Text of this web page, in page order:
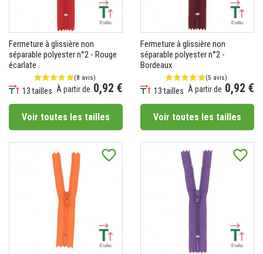
Fermeture à glissière non
séparable polyester n°2 - Rouge
écarlate
13 tailles À partir de 0,92 €
Voir toutes les tailles
Fermeture à glissière non
séparable polyester n°2 -
Bordeaux
13 tailles À partir de 0,92 €
Voir toutes les tailles
favorite_border favorite_border